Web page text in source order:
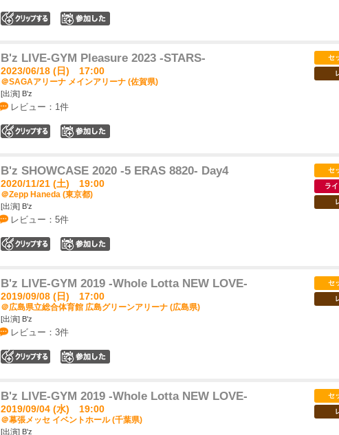
B'z LIVE-GYM Pleasure 2023 -STARS-
2023/06/18 (日) 17:00
＠SAGAアリーナ メインアリーナ (佐賀県)
[出演] B'z
レビュー：1件
セ
B'z SHOWCASE 2020 -5 ERAS 8820- Day4
2020/11/21 (土) 19:00
＠Zepp Haneda (東京都)
[出演] B'z
レビュー：5件
セ
ラ
B'z LIVE-GYM 2019 -Whole Lotta NEW LOVE-
2019/09/08 (日) 17:00
＠広島県立総合体育館 広島グリーンアリーナ (広島県)
[出演] B'z
レビュー：3件
セ
B'z LIVE-GYM 2019 -Whole Lotta NEW LOVE-
2019/09/04 (水) 19:00
＠幕張メッセ イベントホール (千葉県)
[出演] B'z
セ